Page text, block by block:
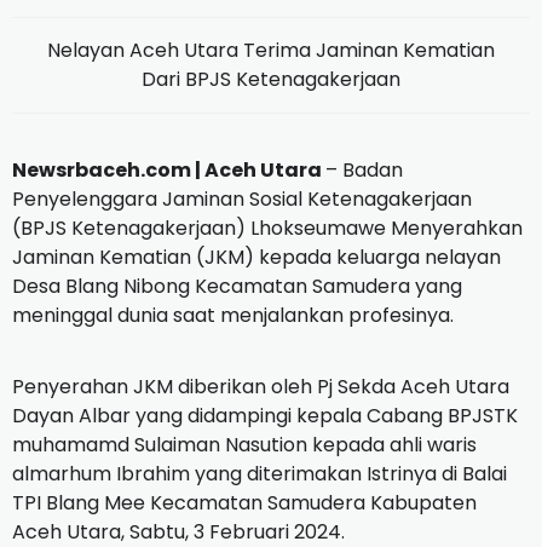
Nelayan Aceh Utara Terima Jaminan Kematian
Dari BPJS Ketenagakerjaan
Newsrbaceh.com | Aceh Utara – Badan
Penyelenggara Jaminan Sosial Ketenagakerjaan
(BPJS Ketenagakerjaan) Lhokseumawe Menyerahkan
Jaminan Kematian (JKM) kepada keluarga nelayan
Desa Blang Nibong Kecamatan Samudera yang
meninggal dunia saat menjalankan profesinya.
Penyerahan JKM diberikan oleh Pj Sekda Aceh Utara
Dayan Albar yang didampingi kepala Cabang BPJSTK
muhamamd Sulaiman Nasution kepada ahli waris
almarhum Ibrahim yang diterimakan Istrinya di Balai
TPI Blang Mee Kecamatan Samudera Kabupaten
Aceh Utara, Sabtu, 3 Februari 2024.